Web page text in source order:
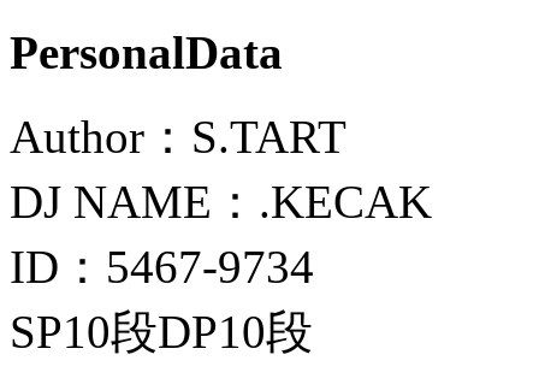
PersonalData
Author：S.TART
DJ NAME：.KECAK
ID：5467-9734
SP10段DP10段